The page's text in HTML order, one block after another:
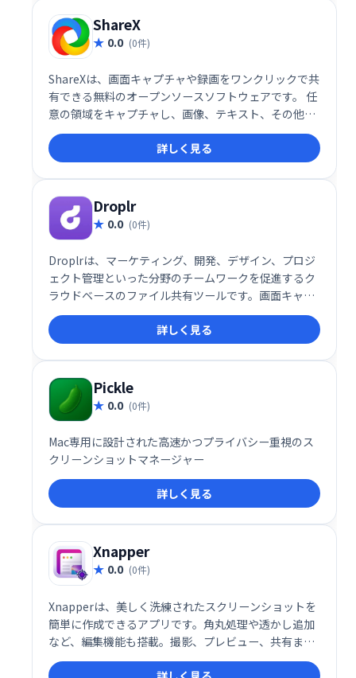
ShareX
0.0 (0件)
ShareXは、画面キャプチャや録画をワンクリックで共
有できる無料のオープンソースソフトウェアです。 任
意の領域をキャプチャし、画像、テキスト、その他フ
ァイルを50種類以上のサービスにアップロード可能で
す。手軽で高機能な画面共有ツールとして、作業効率
の向上に貢献します。
詳しく見る
Droplr
0.0 (0件)
Droplrは、マーケティング、開発、デザイン、プロジ
ェクト管理といった分野のチームワークを促進するク
ラウドベースのファイル共有ツールです。画面キャプ
チャ、メモ作成、URL短縮、ファイル保存といった機
能に加え、分析機能も提供。リモートワークでの円滑
な共同作業を支援し、生産性向上に貢献します。 チー
ムのコミュニケーション効率を大幅に向上させたい企
業に最適です。
詳しく見る
Pickle
0.0 (0件)
Mac専用に設計された高速かつプライバシー重視のス
クリーンショットマネージャー
詳しく見る
Xnapper
0.0 (0件)
Xnapperは、美しく洗練されたスクリーンショットを
簡単に作成できるアプリです。角丸処理や透かし追加
など、編集機能も搭載。撮影、プレビュー、共有まで
ワンステップで完了します。より魅力的なスクリーン